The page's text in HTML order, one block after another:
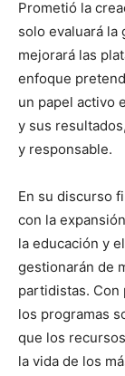
Prometió la
solo evaluará la
mejorará las
enfoque
un papel activo
y sus
y responsable.
En su discurso
con la
la educación y
gestionarán de
partidistas. Con
los programas
que los
la vida de los